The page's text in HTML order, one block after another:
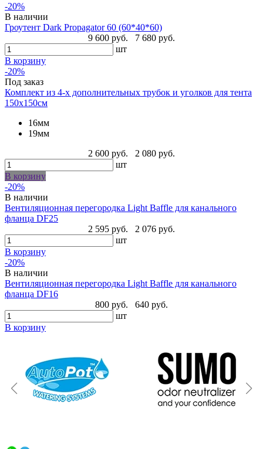
-20%
В наличии
Гроутент Dark Propagator 60 (60*40*60)
9 600 руб.
7 680 руб.
шт
В корзину
-20%
Под заказ
Комплект из 4-х дополнительных трубок и уголков для тента
150х150см
16мм
19мм
2 600 руб.
2 080 руб.
шт
В корзину
-20%
В наличии
Вентиляционная перегородка Light Baffle для канального
фланца DF25
2 595 руб.
2 076 руб.
шт
В корзину
-20%
В наличии
Вентиляционная перегородка Light Baffle для канального
фланца DF16
800 руб.
640 руб.
шт
В корзину